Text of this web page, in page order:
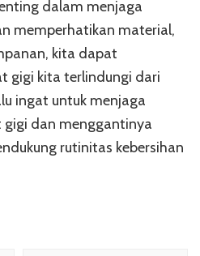
dalam menjaga
memperhatikan material,
kita dapat
gigi kita terlindungi dari
ingat untuk menjaga
gigi dan menggantinya
rutinitas kebersihan